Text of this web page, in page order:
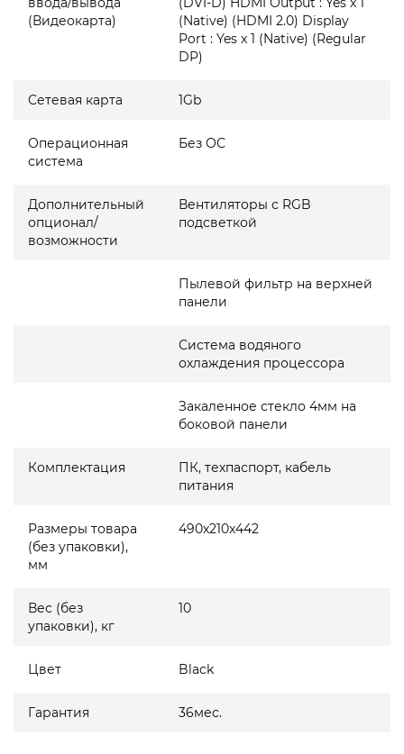
(Видеокарта)
(Native) (HDMI 2.0) Display
Port : Yes x 1 (Native) (Regular
DP)
Сетевая карта 1Gb
Операционная
система
Без ОС
Дополнительный
опционал/
возможности
Вентиляторы с RGB
подсветкой
Пылевой фильтр на верхней
панели
Система водяного
охлаждения процессора
Закаленное стекло 4мм на
боковой панели
Комплектация
ПК, техпаспорт, кабель
питания
Размеры товара
(без упаковки),
мм
490x210x442
Вес (без
упаковки), кг
10
Цвет Black
Гарантия 36мес.